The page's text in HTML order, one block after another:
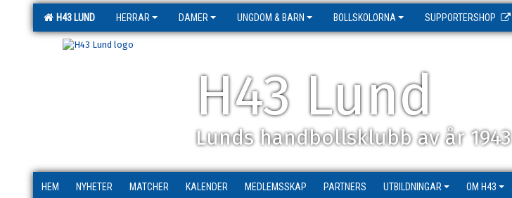
H43 LUND HERRAR DAMER UNGDOM & BARN BOLLSKOLORNA SUPPORTERSHOP
H43 Lund
Lunds handbollsklubb av år 1943
HEM NYHETER MATCHER KALENDER MEDLEMSSKAP PARTNERS UTBILDNINGAR OM H43